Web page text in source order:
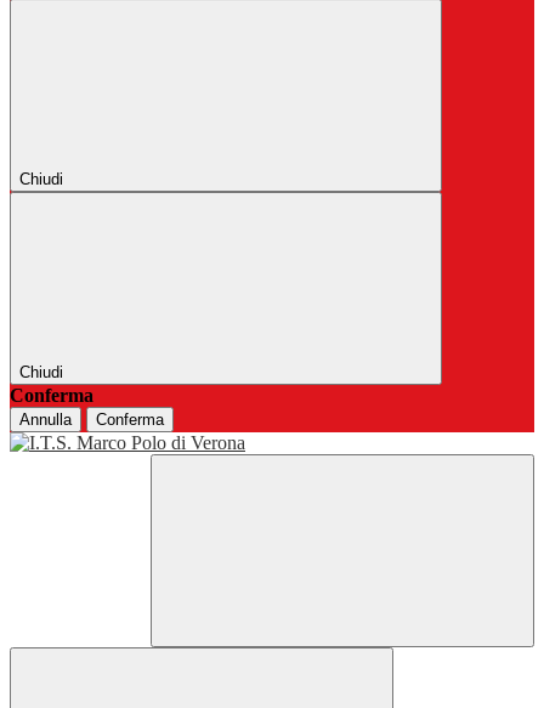
Chiudi
Chiudi
Conferma
Annulla Conferma